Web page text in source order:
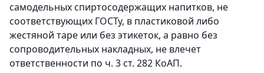
самодельных спиртосодержащих напитков, не
соответствующих ГОСТу, в пластиковой либо
жестяной таре или без этикеток, а равно без
сопроводительных накладных, не влечет
ответственности по ч. 3 ст. 282 КоАП.